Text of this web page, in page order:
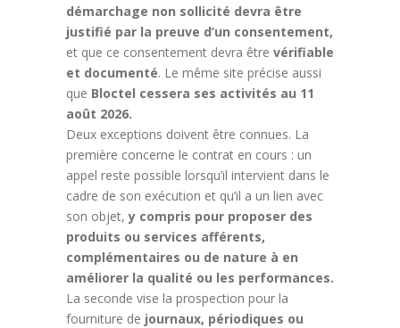
démarchage non sollicité devra être
justifié par la preuve d’un consentement,
et que ce consentement devra être vérifiable
et documenté. Le même site précise aussi
que Bloctel cessera ses activités au 11
août 2026.
Deux exceptions doivent être connues. La
première concerne le contrat en cours : un
appel reste possible lorsqu’il intervient dans le
cadre de son exécution et qu’il a un lien avec
son objet,y compris pour proposer des
produits ou services afférents,
complémentaires ou de nature à en
améliorer la qualité ou les performances.
La seconde vise la prospection pour la
fourniture de journaux, périodiques ou